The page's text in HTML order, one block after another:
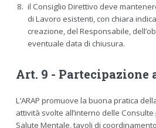
il Consiglio Direttivo deve
di Lavoro esistenti, con chiara
creazione, del Responsabile,
eventuale data di chiusura.
Art. 9 - Partecipazione
L’ARAP promuove la buona pratica
attività svolte all’interno delle
Salute Mentale, tavoli di